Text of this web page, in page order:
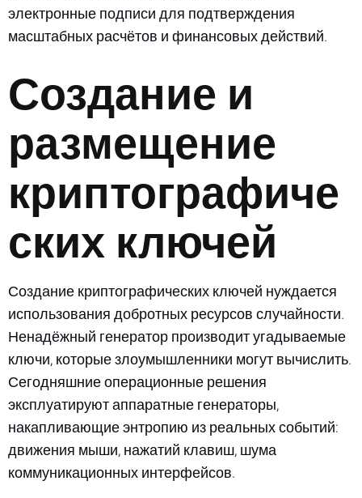
электронные подписи для подтверждения
масштабных расчётов и финансовых действий.
Создание и
размещение
криптографиче
ских ключей
Создание криптографических ключей нуждается
использования добротных ресурсов случайности.
Ненадёжный генератор производит угадываемые
ключи, которые злоумышленники могут вычислить.
Сегодняшние операционные решения
эксплуатируют аппаратные генераторы,
накапливающие энтропию из реальных событий:
движения мыши, нажатий клавиш, шума
коммуникационных интерфейсов.